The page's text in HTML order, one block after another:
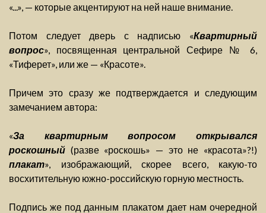
«...», — которые акцентируют на ней наше внимание.
Потом следует дверь с надписью «Квартирный
вопрос», посвященная центральной Сефире № 6,
«Тиферет», или же — «Красоте».
Причем это сразу же подтверждается и следующим
замечанием автора:
«За квартирным вопросом открывался
роскошный (разве «роскошь» — это не «красота»?!)
плакат», изображающий, скорее всего, какую-то
восхитительную южно-российскую горную местность.
Подпись же под данным плакатом дает нам очередной